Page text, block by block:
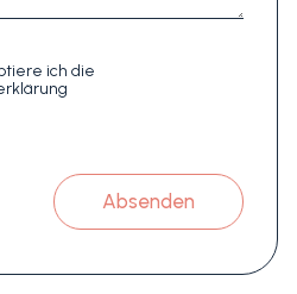
ich die
Absenden